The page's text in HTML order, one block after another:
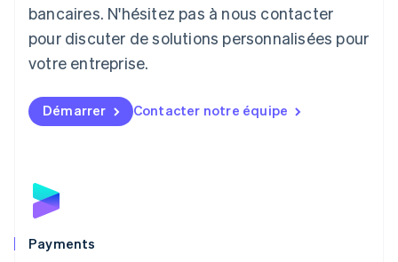
bancaires. N'hésitez pas à nous contacter
pour discuter de solutions personnalisées pour
votre entreprise.
Démarrer Contacter notre équipe
Payments
Lituanie
Luxembourg
FrançaisDeutschEnglish
English简体中文
Malte
Norvège
English
English